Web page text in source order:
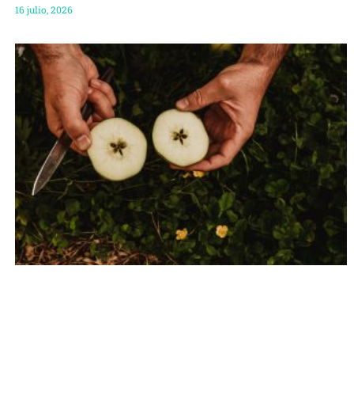
16 julio, 2026